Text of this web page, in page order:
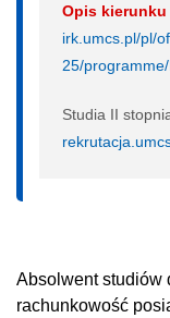
Opis kierunku
irk.umcs.pl/pl/
25/
Studia II
Absolwent studiów
rachunkowość